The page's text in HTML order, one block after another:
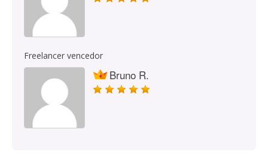
Freelancer vencedor
Bruno R.